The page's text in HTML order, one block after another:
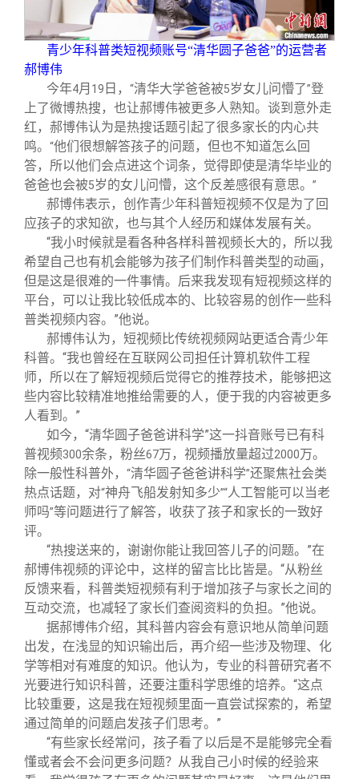
青少年科普类短视频账号“清华圆子爸爸”的运营者
郝博伟
今年4月 19 日， “清华大学爸爸被5岁女儿问懵了”登
上了微博热搜，也让郝博伟被更多人熟知。谈到意外走
红，郝博伟认为是热搜话题引起了很多家长的内心共
鸣。 “他们很想解答孩子的问题，但也不知道怎么回
答，所以他们会点进这个词条，觉得即使是清华毕业的
爸爸也会被5岁的女儿问懵，这个反差感很有意思。 ”
郝博伟表示，创作青少年科普短视频不仅是为了回
应孩子的求知欲，也与其个人经历和媒体发展有关。
“我小时候就是看各种各样科普视频长大的，所以我
希望自己也有机会能够为孩子们制作科普类型的动画，
但是这是很难的一件事情。后来我发现有短视频这样的
平台，可以让我比较低成本的、比较容易的创作一些科
普类视频内容。”他说。
郝博伟认为，短视频比传统视频网站更适合青少年
科普。“我也曾经在互联网公司担任计算机软件工程
师，所以在了解短视频后觉得它的推荐技术，能够把这
些内容比较精准地推给需要的人，便于我的内容被更多
人看到。”
如今，“清华圆子爸爸讲科学”这一抖音账号已有科
普视频300余条，粉丝67万，视频播放量超过2000万。
除一般性科普外， “清华圆子爸爸讲科学”还聚焦社会类
热点话题，对“神舟飞船发射知多少”“人工智能可以当老
师吗”等问题进行了解答，收获了孩子和家长的一致好
评。
“热搜送来的，谢谢你能让我回答儿子的问题。”在
郝博伟视频的评论中，这样的留言比比皆是。“从粉丝
反馈来看，科普类短视频有利于增加孩子与家长之间的
互动交流，也减轻了家长们查阅资料的负担。”他说。
据郝博伟介绍，其科普内容会有意识地从简单问题
出发，在浅显的知识输出后，再介绍一些涉及物理、化
学等相对有难度的知识。他认为，专业的科普研究者不
光要进行知识科普，还要注重科学思维的培养。“这点
比较重要，这是我在短视频里面一直尝试探索的，希望
通过简单的问题启发孩子们思考。”
“有些家长经常问，孩子看了以后是不是能够完全看
懂或者会不会问更多问题？从我自己小时候的经验来